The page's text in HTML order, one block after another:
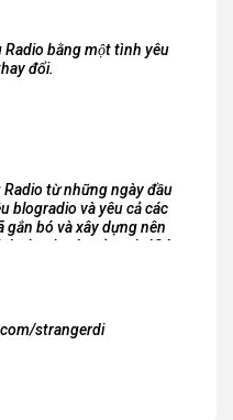
Radio bằng một tình yêu
đổi.
Radio từ những ngày đầu
blogradio và yêu cả các
gắn bó và xây dựng nên
thanh xúc cảm này!Cám
strangerdi